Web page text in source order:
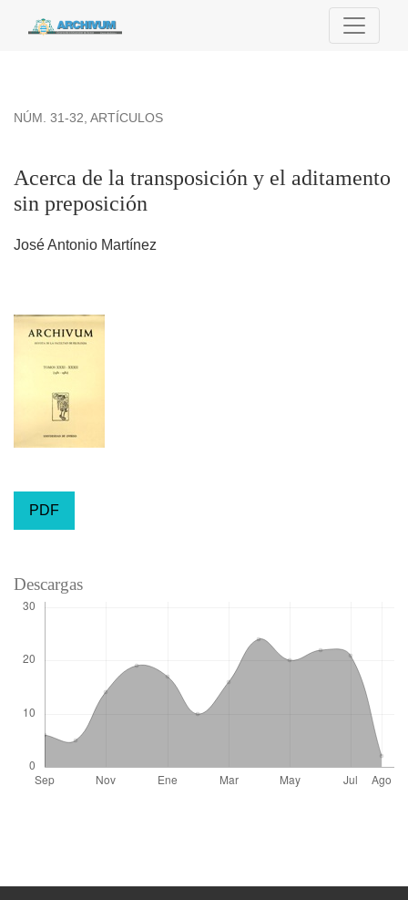
Acerca de la transposición y el aditamento sin preposición
NÚM. 31-32, ARTÍCULOS
Acerca de la transposición y el aditamento
sin preposición
José Antonio Martínez
PDF
Descargas